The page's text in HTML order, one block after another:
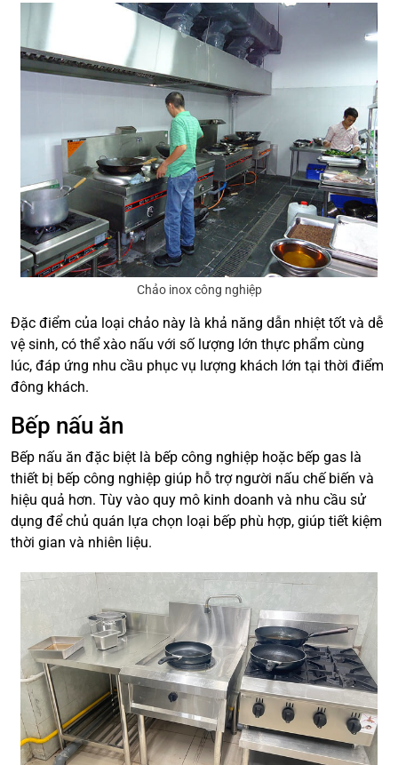
Chảo inox công nghiệp
Đặc điểm của loại chảo này là khả năng dẫn nhiệt tốt và dễ
vệ sinh, có thể xào nấu với số lượng lớn thực phẩm cùng
lúc, đáp ứng nhu cầu phục vụ lượng khách lớn tại thời điểm
đông khách.
Bếp nấu ăn
Bếp nấu ăn đặc biệt là bếp công nghiệp hoặc bếp gas là
thiết bị bếp công nghiệp giúp hỗ trợ người nấu chế biến và
hiệu quả hơn. Tùy vào quy mô kinh doanh và nhu cầu sử
dụng để chủ quán lựa chọn loại bếp phù hợp, giúp tiết kiệm
thời gian và nhiên liệu.